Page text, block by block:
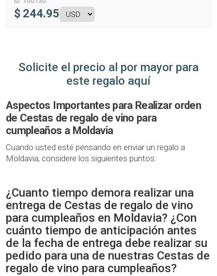
$ 244.95
Solicite el precio al por mayor para
este regalo aquí
Aspectos Importantes para Realizar orden
de Cestas de regalo de vino para
cumpleaños a Moldavia
Cuando usted esté pensando en enviar un regalo a
Moldavia, considere los siguientes puntos:
¿Cuanto tiempo demora realizar una
entrega de Cestas de regalo de vino
para cumpleaños en Moldavia? ¿Con
cuánto tiempo de anticipación antes
de la fecha de entrega debe realizar su
pedido para una de nuestras Cestas de
regalo de vino para cumpleaños?